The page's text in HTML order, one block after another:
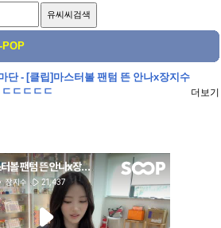
POP
단 - [클립]마스터볼 팬텀 뜬 안나x장지수
ㄷㄷㄷㄷ
더보기